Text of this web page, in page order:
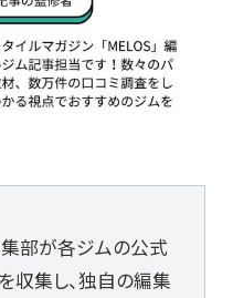
集部が各ジムの公式
収集し、独自の編集